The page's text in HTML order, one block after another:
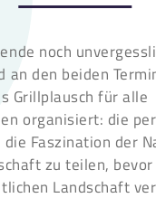
noch
an den beiden
Grillplausch für alle
organisiert: die
die Faszination der
zu teilen, bevor
Landschaft